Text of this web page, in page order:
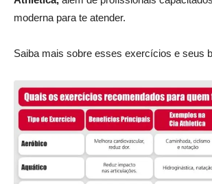
moderna para te atender.
Saiba mais sobre esses exercícios e seus